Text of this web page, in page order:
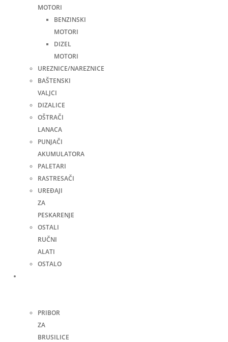
MOTORI
BENZINSKI
MOTORI
DIZEL
MOTORI
UREZNICE/NAREZNICE
BAŠTENSKI
VALJCI
DIZALICE
OŠTRAČI
LANACA
PUNJAČI
AKUMULATORA
PALETARI
RASTRESAČI
UREĐAJI
ZA
PESKARENJE
OSTALI
RUČNI
ALATI
OSTALO
PRIBOR
ZA
BRUSILICE